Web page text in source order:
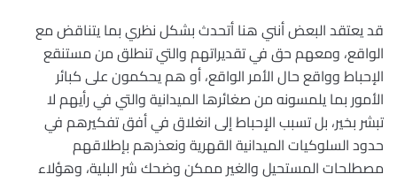
قد يعتقد البعض أنني هنا أتحدث بشكل نظري بما يتناقض مع
الواقع، ومعهم حق في تقديراتهم والتي تنطلق من مستنقع
الإحباط وواقع حال الأمر الواقع، أو هم يحكمون على كبائر
الأمور بما يلمسونه من صغائرها الميدانية والتي في رأيهم لا
تبشر بخير، بل تسبب الإحباط إلى انغلاق في أفق تفكيرهم في
حدود السلوكيات الميدانية القهرية ونعذرهم بإطلاقهم
مصطلحات المستحيل والغير ممكن وضحك شر البلية، وهؤلاء